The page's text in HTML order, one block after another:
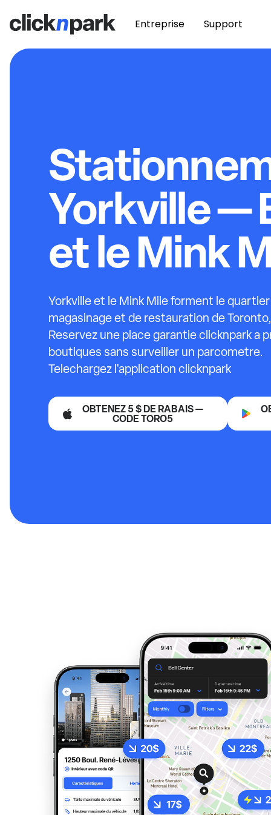
Entreprise Support
Yorkville —
et le Mink
Yorkville et le Mink Mile forment le
magasinage et de restauration de
Reservez une place garantie clicknpark a
boutiques sans surveiller un parcometre.
Telechargez l'application clicknpark
OBTENEZ 5 $ DE RABAIS —
CODE TORO5